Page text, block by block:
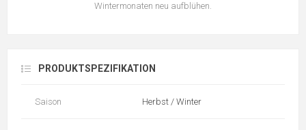
Wintermonaten neu aufblühen.
PRODUKTSPEZIFIKATION
Saison Herbst / Winter